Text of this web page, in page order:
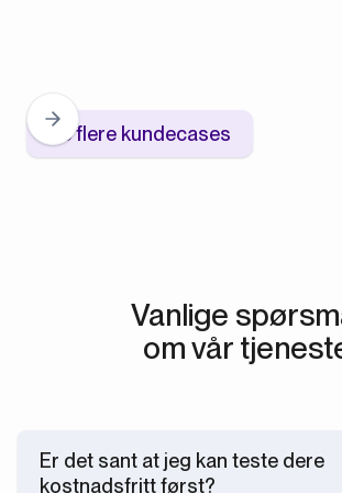
Se flere kundecases
Vanlige
om vår
Er det sant at jeg kan teste dere
kostnadsfritt først?